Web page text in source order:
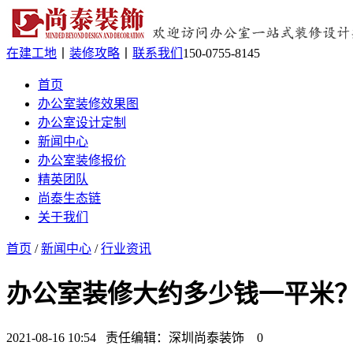
在建工地 装修攻略 联系我们 150-0755-8145
首页
办公室装修效果图
办公室设计定制
新闻中心
办公室装修报价
精英团队
尚泰生态链
关于我们
首页 /新闻中心 /行业资讯
办公室装修大约多少钱一平米
2021-08-16 10:54 责任编辑：深圳尚泰装饰 0